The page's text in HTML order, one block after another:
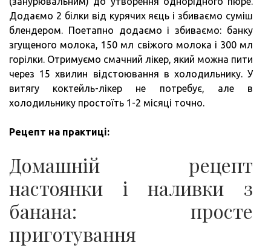
Додаємо 2 білки від курячих яєць і збиваємо суміш
блендером. Поетапно додаємо і збиваємо: банку
згущеного молока, 150 мл свіжого молока і 300 мл
горілки. Отримуємо смачний лікер, який можна пити
через 15 хвилин відстоювання в холодильнику. У
витягу коктейль-лікер не потребує, але в
холодильнику простоїть 1-2 місяці точно.
Рецепт на практиці:
Домашній рецепт
настоянки і наливки з
банана: просте
приготування